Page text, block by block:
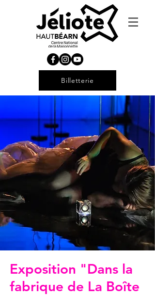
Billetterie
Exposition "Dans la
fabrique de La Boîte